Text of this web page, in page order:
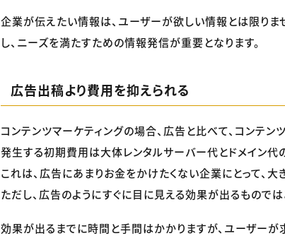
企業が伝えたい情報は、ユーザーが欲しい情報とは限り
し、ニーズを満たすための情報発信が重要となります。
広告出稿より費用を抑えられる
コンテンツマーケティングの場合、広告と比べて、コンテン
発生する初期費用は大体レンタルサーバー代とドメイン代
これは、広告にあまりお金をかけたくない企業にとって、大き
ただし、広告のようにすぐに目に見える効果が出るものでは
効果が出るまでに時間と手間はかかりますが、ユーザー